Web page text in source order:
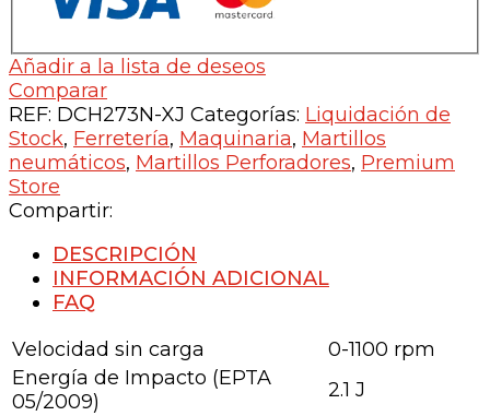
Añadir a la lista de deseos
Comparar
REF: DCH273N-XJ Categorías: Liquidación de
Stock, Ferretería, Maquinaria, Martillos
neumáticos, Martillos Perforadores, Premium
Store
Compartir:
DESCRIPCIÓN
INFORMACIÓN ADICIONAL
FAQ
Velocidad sin carga
0-1100 rpm
Energía de Impacto (EPTA
05/2009)
2.1 J